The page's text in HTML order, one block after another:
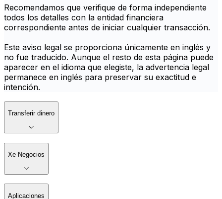
Recomendamos que verifique de forma independiente
todos los detalles con la entidad financiera
correspondiente antes de iniciar cualquier transacción.
Este aviso legal se proporciona únicamente en inglés y
no fue traducido. Aunque el resto de esta página puede
aparecer en el idioma que elegiste, la advertencia legal
permanece en inglés para preservar su exactitud e
intención.
Transferir dinero
Xe Negocios
Aplicaciones